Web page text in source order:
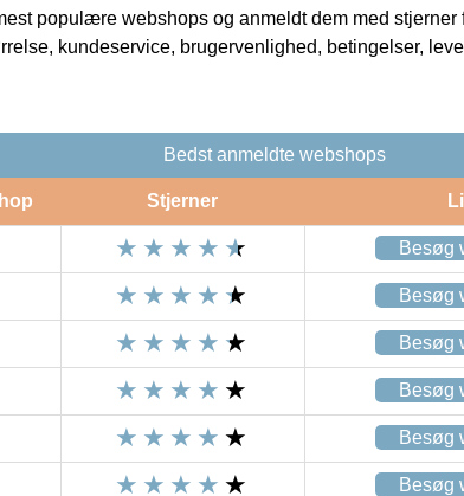
populære webshops og anmeldt dem med stjerner
kundeservice, brugervenlighed, betingelser,
Bedst anmeldte webshops
Stjerner
Besøg
Besøg
Besøg
Besøg
Besøg
Besøg